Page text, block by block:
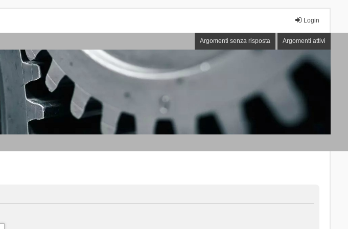
Login
Argomenti senza risposta Argomenti attivi